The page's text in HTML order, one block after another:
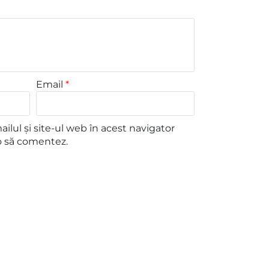
Email*
și site-ul web în acest navigator
comentez.